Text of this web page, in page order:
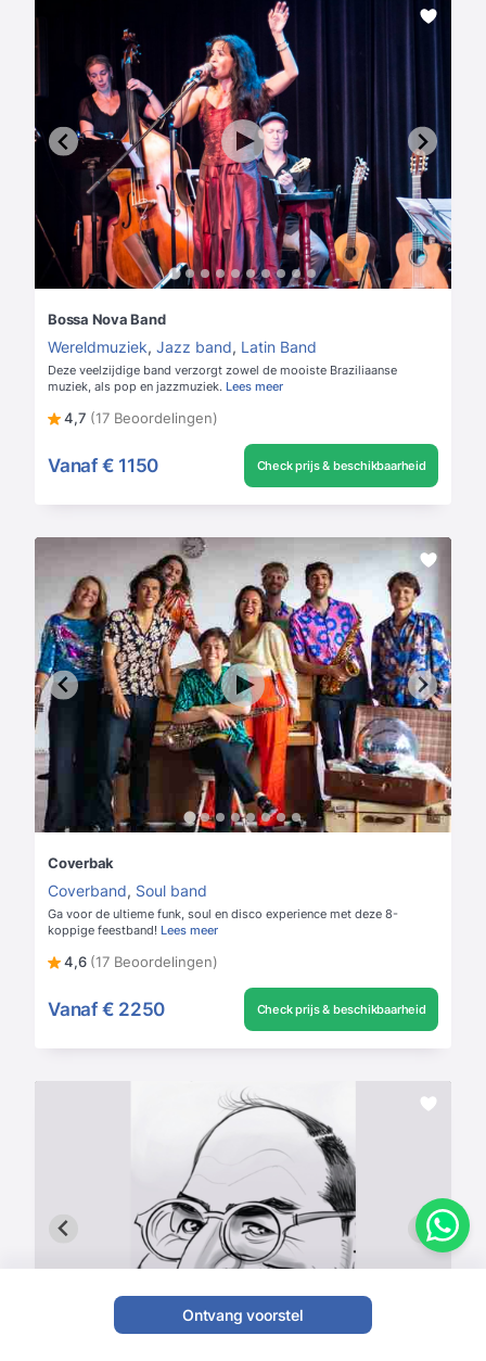
Bossa Nova Band
Wereldmuziek, Jazz band, Latin Band
Deze veelzijdige band verzorgt zowel de mooiste Braziliaanse
muziek, als pop en jazzmuziek. Lees meer
4,7 (17 Beoordelingen)
Vanaf € 1150 Check prijs & beschikbaarheid
Coverbak
Coverband, Soul band
Ga voor de ultieme funk, soul en disco experience met deze 8-
koppige feestband! Lees meer
4,6 (17 Beoordelingen)
Vanaf € 2250 Check prijs & beschikbaarheid
Ontvang voorstel